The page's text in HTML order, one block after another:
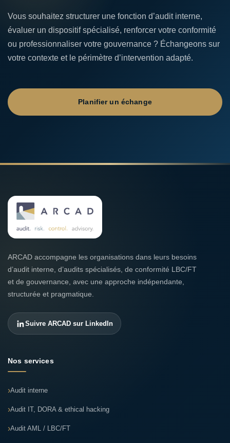
Vous souhaitez structurer une fonction d’audit interne,
évaluer un dispositif spécialisé, renforcer votre conformité
ou professionnaliser votre gouvernance ? Échangeons sur
votre contexte et le périmètre d’intervention adapté.
Planifier un échange
ARCAD accompagne les organisations dans leurs besoins
d’audit interne, d’audits spécialisés, de conformité LBC/FT
et de gouvernance, avec une approche indépendante,
structurée et pragmatique.
Suivre ARCAD sur LinkedIn
Nos services
Audit interne
Audit IT, DORA & ethical hacking
Audit AML / LBC/FT